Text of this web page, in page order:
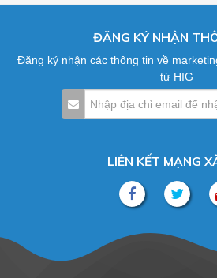
ĐĂNG KÝ NHẬN
Đăng ký nhận các thông tin về
từ HIG
LIÊN KẾT MẠNG